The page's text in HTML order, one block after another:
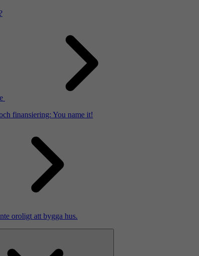
finansiering: You name it!
oroligt att bygga hus.